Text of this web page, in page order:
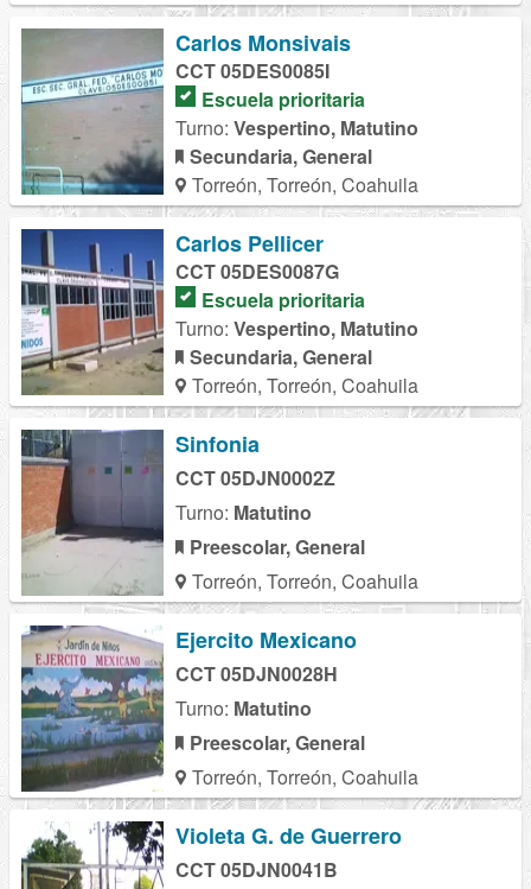
Carlos Monsivais
CCT 05DES0085I
Escuela prioritaria
Turno: Vespertino, Matutino
Secundaria, General
Torreón, Torreón, Coahuila
Carlos Pellicer
CCT 05DES0087G
Escuela prioritaria
Turno: Vespertino, Matutino
Secundaria, General
Torreón, Torreón, Coahuila
Sinfonia
CCT 05DJN0002Z
Turno: Matutino
Preescolar, General
Torreón, Torreón, Coahuila
Ejercito Mexicano
CCT 05DJN0028H
Turno: Matutino
Preescolar, General
Torreón, Torreón, Coahuila
Violeta G. de Guerrero
CCT 05DJN0041B